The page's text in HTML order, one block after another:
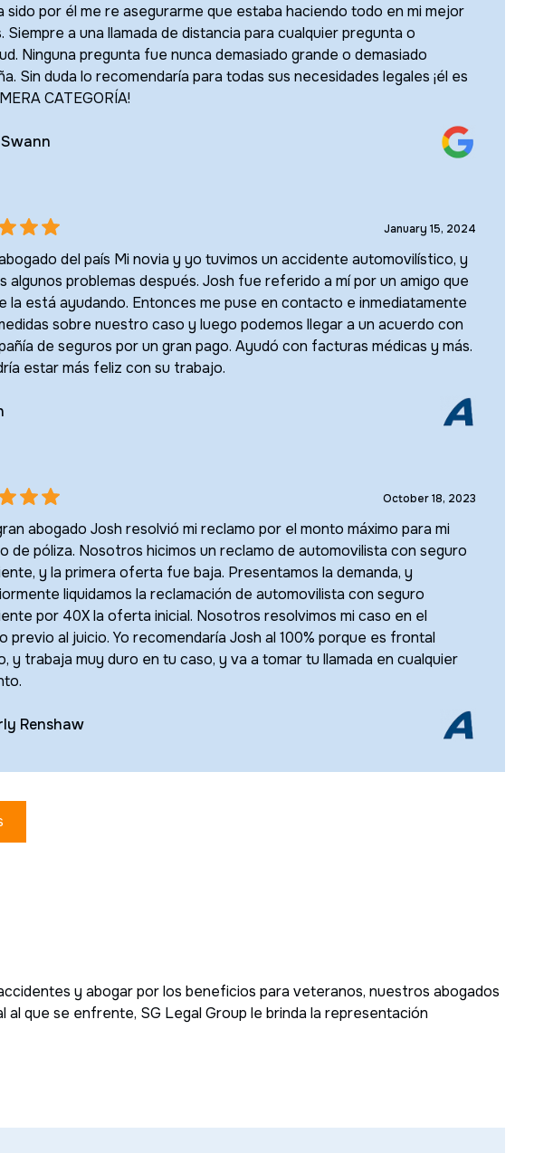
sido por él me re asegurarme que estaba haciendo todo en mi mejor
Siempre a una llamada de distancia para cualquier pregunta o
Ninguna pregunta fue nunca demasiado grande o demasiado
Sin duda lo recomendaría para todas sus necesidades legales ¡él es
CATEGORÍA!
January 15, 2024
del país Mi novia y yo tuvimos un accidente automovilístico, y
algunos problemas después. Josh fue referido a mí por un amigo que
la está ayudando. Entonces me puse en contacto e inmediatamente
sobre nuestro caso y luego podemos llegar a un acuerdo con
de seguros por un gran pago. Ayudó con facturas médicas y más.
estar más feliz con su trabajo.
October 18, 2023
abogado Josh resolvió mi reclamo por el monto máximo para mi
de póliza. Nosotros hicimos un reclamo de automovilista con seguro
y la primera oferta fue baja. Presentamos la demanda, y
liquidamos la reclamación de automovilista con seguro
por 40X la oferta inicial. Nosotros resolvimos mi caso en el
previo al juicio. Yo recomendaría Josh al 100% porque es frontal
y trabaja muy duro en tu caso, y va a tomar tu llamada en cualquier
Renshaw
y abogar por los beneficios para veteranos, nuestros abogados
que se enfrente, SG Legal Group le brinda la representación